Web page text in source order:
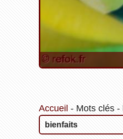
Accueil - Mots clés-
bienfaits